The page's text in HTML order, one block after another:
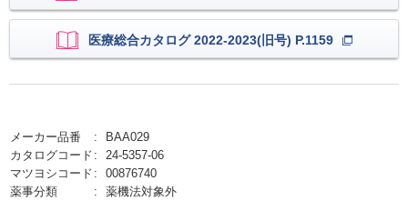
医療総合カタログ 2022-2023(旧号) P.1159
メーカー品番
BAA029
カタログコード
24-5357-06
マツヨシコード
00876740
薬事分類
薬機法対象外